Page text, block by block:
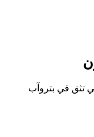
تثق في بتروآب